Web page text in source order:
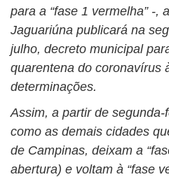
para a “fase 1 vermelha” -,
Jaguariúna publicará na
julho, decreto municipal
quarentena do coronavírus
determinações.
Assim, a partir de
como as demais cidades
de Campinas, deixam a
abertura) e voltam à “fase